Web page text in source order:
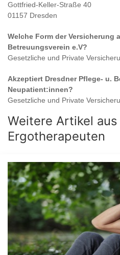
Gottfried-Keller-Straße 40
01157 Dresden
Welche Form der Versicherung
Betreuungsverein e.V?
Gesetzliche und Private
Akzeptiert Dresdner Pflege- u.
Neupatient:innen?
Gesetzliche und Private
Weitere Artikel
Ergotherapeuten